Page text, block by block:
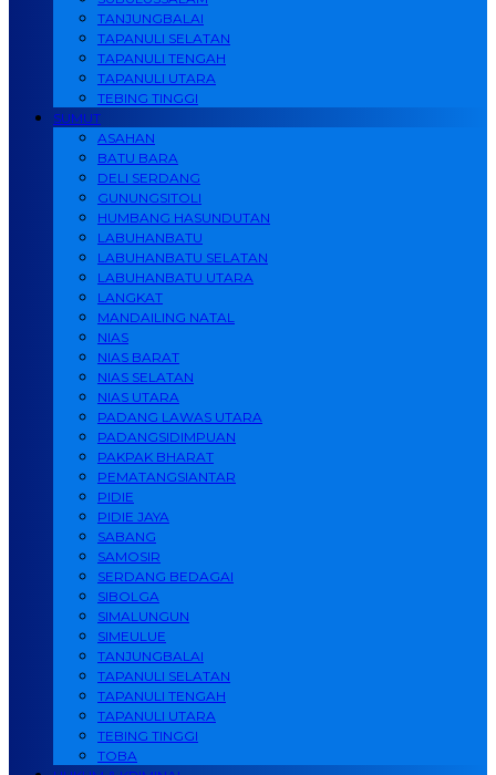
TANJUNGBALAI
TAPANULI SELATAN
TAPANULI TENGAH
TAPANULI UTARA
TEBING TINGGI
SUMUT
ASAHAN
BATU BARA
DELI SERDANG
GUNUNGSITOLI
HUMBANG HASUNDUTAN
LABUHANBATU
LABUHANBATU SELATAN
LABUHANBATU UTARA
LANGKAT
MANDAILING NATAL
NIAS
NIAS BARAT
NIAS SELATAN
NIAS UTARA
PADANG LAWAS UTARA
PADANGSIDIMPUAN
PAKPAK BHARAT
PEMATANGSIANTAR
PIDIE
PIDIE JAYA
SABANG
SAMOSIR
SERDANG BEDAGAI
SIBOLGA
SIMALUNGUN
SIMEULUE
TANJUNGBALAI
TAPANULI SELATAN
TAPANULI TENGAH
TAPANULI UTARA
TEBING TINGGI
TOBA